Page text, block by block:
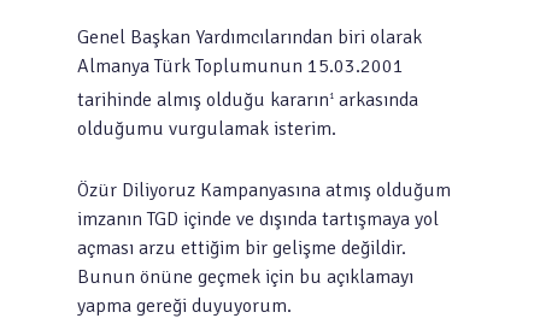
Genel Başkan Yardımcılarından biri olarak
Almanya Türk Toplumunun 15.03.2001
tarihinde almış olduğu kararın 1 arkasında
olduğumu vurgulamak isterim.
Özür Diliyoruz Kampanyasına atmış olduğum
imzanın TGD içinde ve dışında tartışmaya yol
açması arzu ettiğim bir gelişme değildir.
Bunun önüne geçmek için bu açıklamayı
yapma gereği duyuyorum.